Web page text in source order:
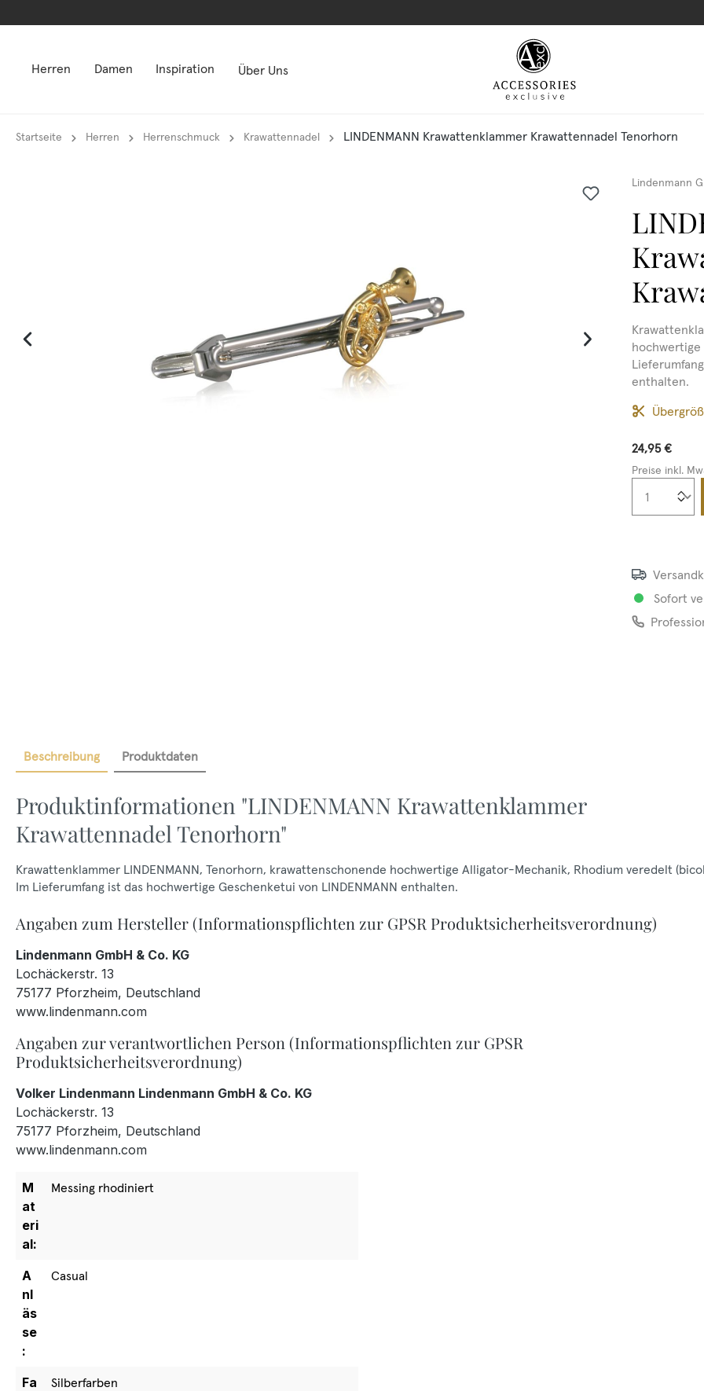
Herren Damen Inspiration Über Uns
Startseite Herren Herrenschmuck Krawattennadel LINDENMANN Krawattenklammer Krawattennadel Tenorhorn
Lindenmann
enthalten.
24,95 €
Preise inkl.
Sofort
Beschreibung Produktdaten
Produktinformationen "LINDENMANN Krawattenklammer
Krawattennadel Tenorhorn"
Krawattenklammer LINDENMANN, Tenorhorn, krawattenschonende hochwertige Alligator-Mechanik, Rhodium veredelt
Im Lieferumfang ist das hochwertige Geschenketui von LINDENMANN enthalten.
Angaben zum Hersteller (Informationspflichten zur GPSR Produktsicherheitsverordnung)
Lindenmann GmbH & Co. KG
Lochäckerstr. 13
75177 Pforzheim, Deutschland
www.lindenmann.com
Angaben zur verantwortlichen Person (Informationspflichten zur GPSR
Produktsicherheitsverordnung)
Volker Lindenmann Lindenmann GmbH & Co. KG
Lochäckerstr. 13
75177 Pforzheim, Deutschland
www.lindenmann.com
M
at
eri
al:
Messing rhodiniert
A
nl
äs
se
:
Casual
Fa
Silberfarben